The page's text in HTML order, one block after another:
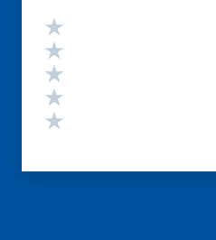
Valutazione